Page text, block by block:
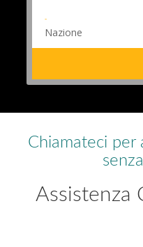
-
Nazione
Chiamateci per
Assistenza